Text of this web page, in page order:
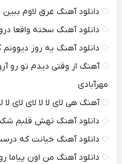
دانلود آهنگ غرق لاوم
دانلود آهنگ سخته واقعا
دانلود آهنگ یه روز
آهنگ از وقتی دیدم تو رو
مهرآبادی
آهنگ هی لای لا لا لای لای
دانلود آهنگ تهش قلبم
دانلود آهنگ خیانت که
دانلود آهنگ من اون